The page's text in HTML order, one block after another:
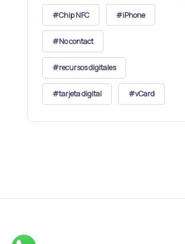
Chip NFC iPhone
No contact
recursos digitales
tarjeta digital vCard